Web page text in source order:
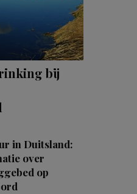
bij
in Duitsland:
over
op